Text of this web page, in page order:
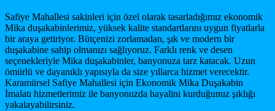
Safiye Mahallesi sakinleri için özel olarak tasarladığımız ekonomik
Mika duşakabinlerimiz, yüksek kalite standartlarını uygun fiyatlarla
bir araya getiriyor. Bütçenizi zorlamadan, şık ve modern bir
duşakabine sahip olmanızı sağlıyoruz. Farklı renk ve desen
seçenekleriyle Mika duşakabinler, banyonuza tarz katacak. Uzun
ömürlü ve dayanıklı yapısıyla da size yıllarca hizmet verecektir.
Karamürsel Safiye Mahallesi için Ekonomik Mika Duşakabin
İmalatı hizmetlerimiz ile banyonuzda hayalini kurduğunuz şıklığı
yakalayabilirsiniz.